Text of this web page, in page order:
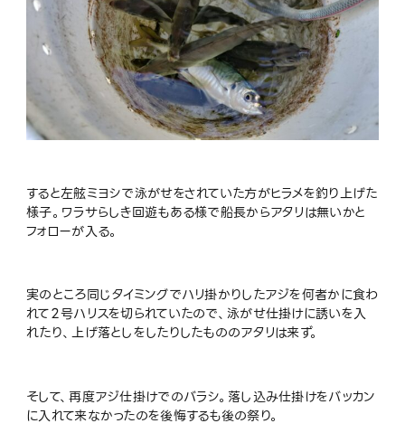
すると左舷ミヨシで泳がせをされていた方がヒラメを釣り上げた
様子。ワラサらしき回遊もある様で船長からアタリは無いかと
フォローが入る。
実のところ同じタイミングでハリ掛かりしたアジを何者かに食わ
れて２号ハリスを切られていたので、泳がせ仕掛けに誘いを入
れたり、上げ落としをしたりしたもののアタリは来ず。
そして、再度アジ仕掛けでのバラシ。落し込み仕掛けをバッカン
に入れて来なかったのを後悔するも後の祭り。